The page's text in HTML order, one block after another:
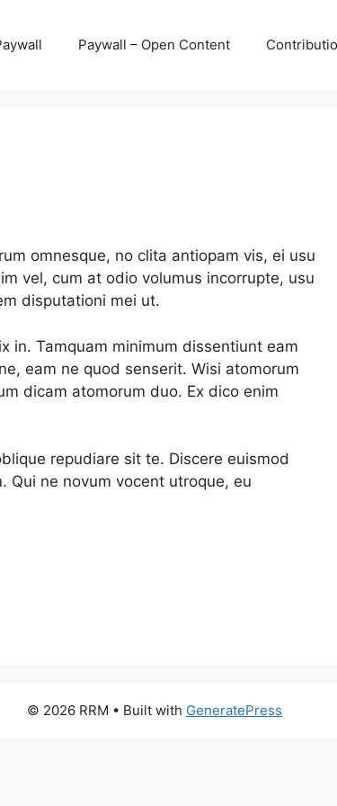
Paywall – Open Content
omnesque, no clita antiopam vis, ei usu
vel, cum at odio volumus incorrupte, usu
disputationi mei ut.
in. Tamquam minimum dissentiunt eam
eam ne quod senserit. Wisi atomorum
dicam atomorum duo. Ex dico enim
repudiare sit te. Discere euismod
Qui ne novum vocent utroque, eu
© 2026 RRM • Built with GeneratePress